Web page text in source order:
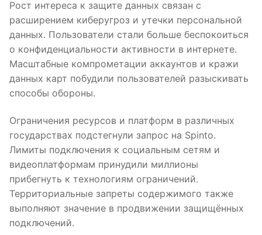
Рост интереса к защите данных связан с
расширением киберугроз и утечки персональной
данных. Пользователи стали больше беспокоиться
о конфиденциальности активности в интернете.
Масштабные компрометации аккаунтов и кражи
данных карт побудили пользователей разыскивать
способы обороны.
Ограничения ресурсов и платформ в различных
государствах подстегнули запрос на Spinto.
Лимиты подключения к социальным сетям и
видеоплатформам принудили миллионы
прибегнуть к технологиям ограничений.
Территориальные запреты содержимого также
выполняют значение в продвижении защищённых
подключений.